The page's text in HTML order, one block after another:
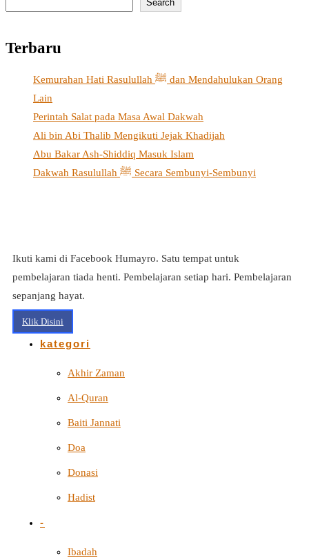
Search
Terbaru
Kemurahan Hati Rasulullah ﷺ dan Mendahulukan Orang
Lain
Perintah Salat pada Masa Awal Dakwah
Ali bin Abi Thalib Mengikuti Jejak Khadijah
Abu Bakar Ash-Shiddiq Masuk Islam
Dakwah Rasulullah ﷺ Secara Sembunyi-Sembunyi
Ikuti kami di Facebook Humayro. Satu tempat untuk
pembelajaran tiada henti. Pembelajaran setiap hari. Pembelajaran
sepanjang hayat.
Klik Disini
kategori
Akhir Zaman
Al-Quran
Baiti Jannati
Doa
Donasi
Hadist
-
Ibadah